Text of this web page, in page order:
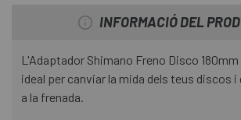
INFORMACIÓ DEL
L'Adaptador Shimano Freno Disco 180mm
ideal per canviar la mida dels teus discos
a la frenada.